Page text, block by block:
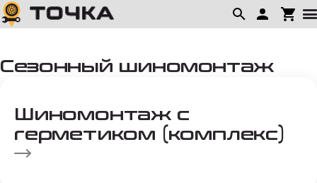
Сезонный шиномонтаж
Шиномонтаж с
герметиком (комплекс)